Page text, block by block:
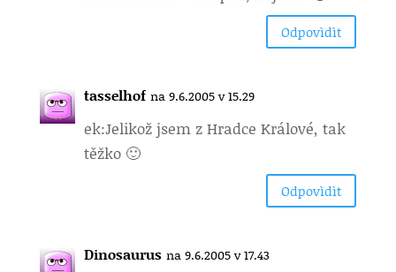
Odpovìdìt
tasselhof na 9.6.2005 v 15.29
ek:Jelikož jsem z Hradce Králové, tak
těžko 🙂
Odpovìdìt
Dinosaurus na 9.6.2005 v 17.43